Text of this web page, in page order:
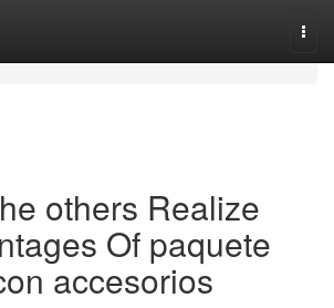
others Realize
Of paquete
accesorios